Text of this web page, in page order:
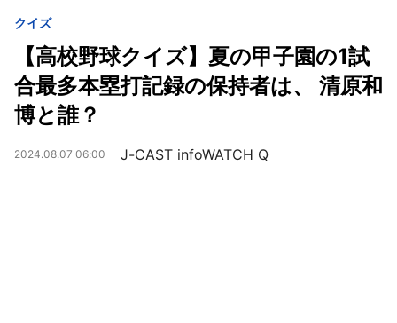
クイズ
【高校野球クイズ】夏の甲子園の1試
合最多本塁打記録の保持者は、 清原和
博と誰？
2024.08.07 06:00 J-CAST infoWATCH Q